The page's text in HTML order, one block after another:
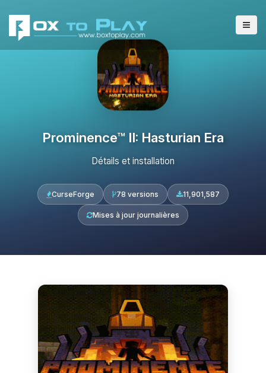
Prominence™ II: Hasturian Era
Détails et installation
CurseForge 78 versions 11,901,587
Mises à jour journalières